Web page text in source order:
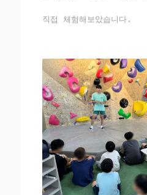
직접 체험해보았습니다.